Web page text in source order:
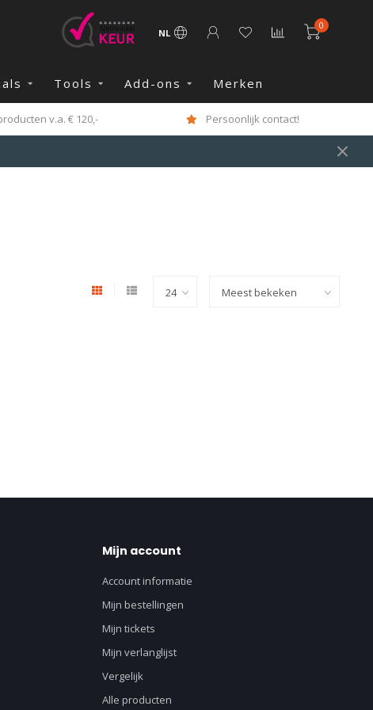
NL
0
Tools Add-ons Merken
v.a. € 120,- Persoonlijk contact!
Mijn account
Account informatie
Mijn bestellingen
Mijn tickets
Mijn verlanglijst
Vergelijk
Alle producten